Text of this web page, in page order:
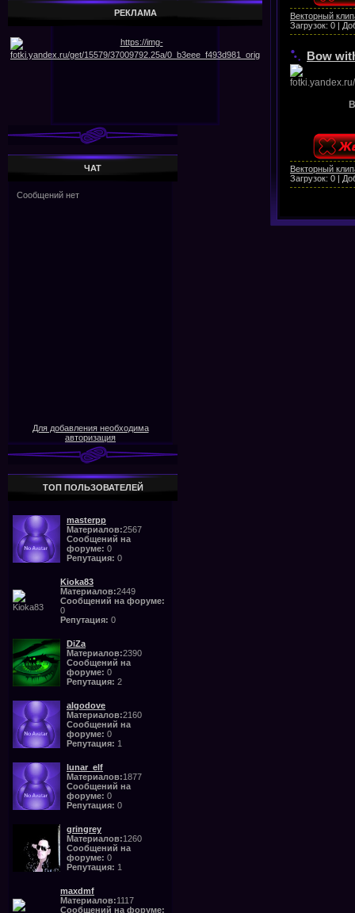
РЕКЛАМА
ЧАТ
Для добавления необходима
авторизация
ТОП ПОЛЬЗОВАТЕЛЕЙ
masterpp
Материалов:2567
Сообщений на
форуме: 0
Репутация: 0
Kioka83
Материалов:2449
Сообщений на форуме:
0
Репутация: 0
DiZa
Материалов:2390
Сообщений на
форуме: 0
Репутация: 2
algodove
Материалов:2160
Сообщений на
форуме: 0
Репутация: 1
lunar_elf
Материалов:1877
Сообщений на
форуме: 0
Репутация: 0
gringrey
Материалов:1260
Сообщений на
форуме: 0
Репутация: 1
maxdmf
Материалов:1117
Сообщений на форуме:
Векторный
Загрузок: 0 |
Bow
Векторный
Загрузок: 0 |